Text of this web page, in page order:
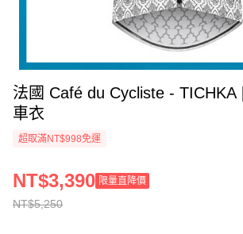
法國 Café du Cycliste - TICHKA
車衣
超取滿NT$998免運
NT$5,250
NT$3,390 限量直降價